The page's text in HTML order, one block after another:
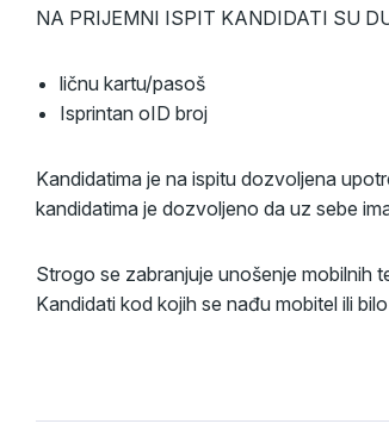
NA PRIJEMNI ISPIT KANDIDATI SU
ličnu kartu/pasoš
Isprintan oID broj
Kandidatima je na ispitu dozvoljena
kandidatima je dozvoljeno da uz sebe
Strogo se zabranjuje unošenje mobilnih
Kandidati kod kojih se nađu mobitel ili